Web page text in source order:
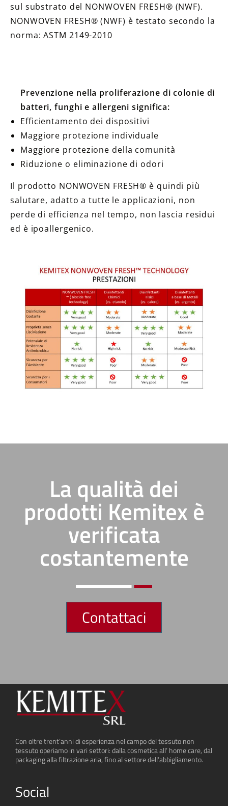
sul substrato del NONWOVEN FRESH® (NWF).
NONWOVEN FRESH® (NWF) è testato secondo la
norma: ASTM 2149-2010
Prevenzione nella proliferazione di colonie di
batteri, funghi e allergeni significa:
Efficientamento dei dispositivi
Maggiore protezione individuale
Maggiore protezione della comunità
Riduzione o eliminazione di odori
Il prodotto NONWOVEN FRESH® è quindi più
salutare, adatto a tutte le applicazioni, non
perde di efficienza nel tempo, non lascia residui
ed è ipoallergenico.
La qualità dei
prodotti Kemitex è
verificata
costantemente
Contattaci
Con oltre trent’anni di esperienza nel campo del tessuto non
tessuto operiamo in vari settori: dalla cosmetica all’ home care, dal
packaging alla filtrazione aria, fino al settore dell’abbigliamento.
Social